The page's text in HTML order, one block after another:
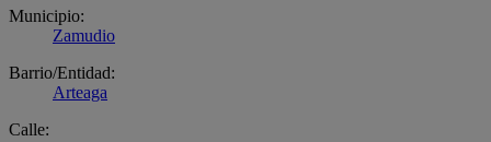
Municipio:
Zamudio
Barrio/Entidad:
Arteaga
Calle: